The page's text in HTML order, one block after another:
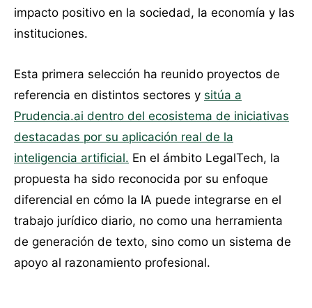
impacto positivo en la sociedad, la economía y las
instituciones.
Esta primera selección ha reunido proyectos de
referencia en distintos sectores y sitúa a
Prudencia.ai dentro del ecosistema de iniciativas
destacadas por su aplicación real de la
inteligencia artificial. En el ámbito LegalTech, la
propuesta ha sido reconocida por su enfoque
diferencial en cómo la IA puede integrarse en el
trabajo jurídico diario, no como una herramienta
de generación de texto, sino como un sistema de
apoyo al razonamiento profesional.